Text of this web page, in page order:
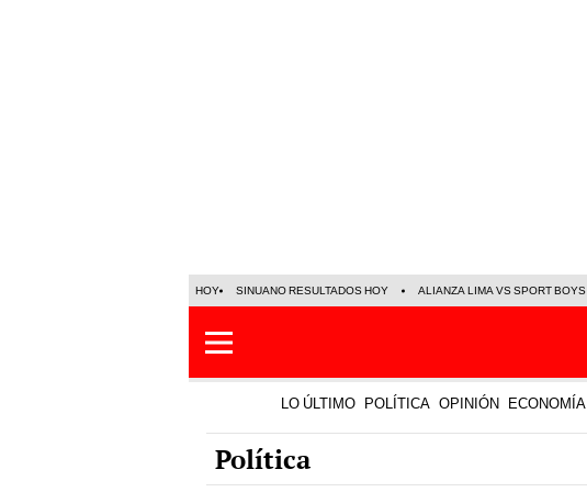
HOY SINUANO RESULTADOS HOY ALIANZA LIMA VS SPORT BOYS
LO ÚLTIMO POLÍTICA OPINIÓN ECONOMÍA
Política